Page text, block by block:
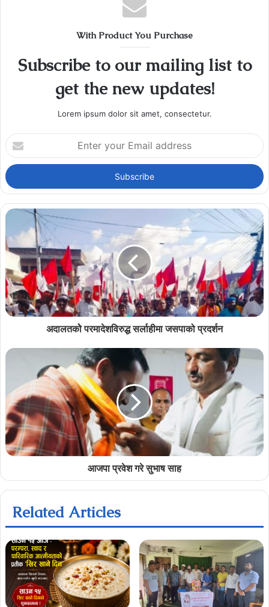
With Product You Purchase
Subscribe to our mailing list to
get the new updates!
Lorem ipsum dolor sit amet, consectetur.
Enter
your
Email
address
अदालतकोे परमादेशविरुद्ध सर्लाहीमा जसपाको प्रदर्शन
आजपा प्रवेश गरे सुभाष साह
Related Articles